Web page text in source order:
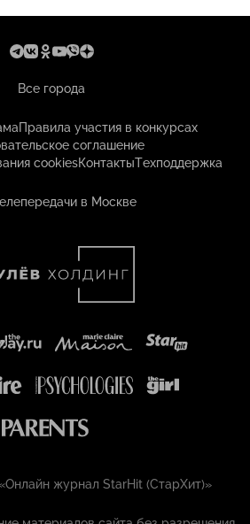
Все города
Правила участия в конкурсах
соглашение
cookiesКонтактыТехподдержка
в Москве
журнал StarHit (СтарХит)»